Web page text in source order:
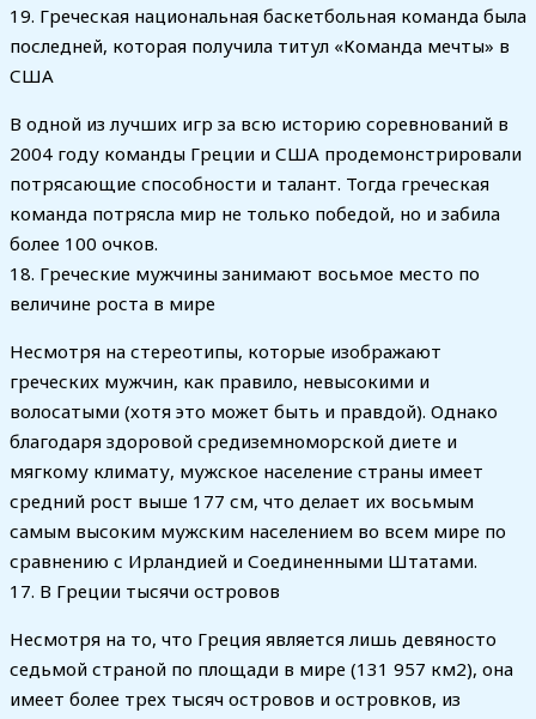
19. Греческая национальная баскетбольная команда была
последней, которая получила титул «Команда мечты» в
США
В одной из лучших игр за всю историю соревнований в
2004 году команды Греции и США продемонстрировали
потрясающие способности и талант. Тогда греческая
команда потрясла мир не только победой, но и забила
более 100 очков.
18. Греческие мужчины занимают восьмое место по
величине роста в мире
Несмотря на стереотипы, которые изображают
греческих мужчин, как правило, невысокими и
волосатыми (хотя это может быть и правдой). Однако
благодаря здоровой средиземноморской диете и
мягкому климату, мужское население страны имеет
средний рост выше 177 см, что делает их восьмым
самым высоким мужским населением во всем мире по
сравнению с Ирландией и Соединенными Штатами.
17. В Греции тысячи островов
Несмотря на то, что Греция является лишь девяносто
седьмой страной по площади в мире (131 957 км2), она
имеет более трех тысяч островов и островков, из